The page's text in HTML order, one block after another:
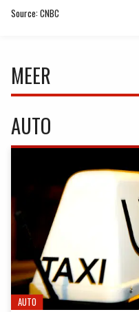
Source: CNBC
MEER
AUTO
AUTO